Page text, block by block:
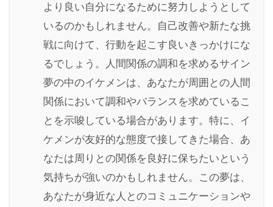
より良い自分になるために努力しようとして
いるのかもしれません。自己改善や新たな挑
戦に向けて、行動を起こす良いきっかけにな
るでしょう。人間関係の調和を求めるサイン
夢の中のイケメンは、あなたが周囲との人間
関係において調和やバランスを求めているこ
とを示唆している場合があります。特に、イ
ケメンが友好的な態度で接してきた場合、あ
なたは周りとの関係を良好に保ちたいという
気持ちが強いのかもしれません。この夢は、
あなたが身近な人とのコミュニケーションや